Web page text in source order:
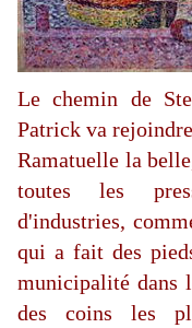
Le chemin de
Patrick va
Ramatuelle la
toutes les
d'industries,
qui a fait des
municipalité dans
des coins les